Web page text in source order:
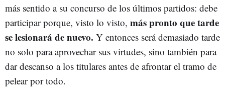
más sentido a su concurso de los últimos partidos: debe
participar porque, visto lo visto, más pronto que tarde
se lesionará de nuevo. Y entonces será demasiado tarde
no solo para aprovechar sus virtudes, sino también para
dar descanso a los titulares antes de afrontar el tramo de
pelear por todo.